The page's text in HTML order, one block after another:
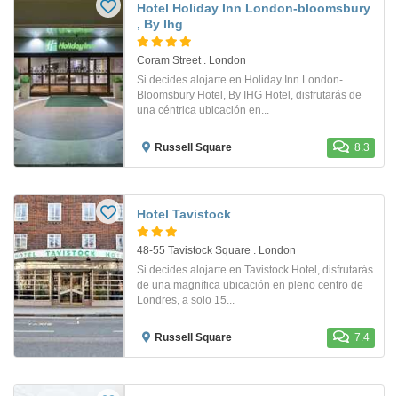
Hotel Holiday Inn London-bloomsbury
, By Ihg
Coram Street . London
Si decides alojarte en Holiday Inn London-
Bloomsbury Hotel, By IHG Hotel, disfrutarás de
una céntrica ubicación en...
Russell Square 8.3
Hotel Tavistock
48-55 Tavistock Square . London
Si decides alojarte en Tavistock Hotel, disfrutarás
de una magnífica ubicación en pleno centro de
Londres, a solo 15...
Russell Square 7.4